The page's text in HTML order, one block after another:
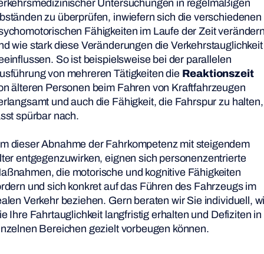
Untersuchungen in regelmäßigen
zu überprüfen, inwiefern sich die verschiedenen
Fähigkeiten im Laufe der Zeit
wie stark diese Veränderungen die Verkehrstauglichkeit
So ist beispielsweise bei der parallelen
von mehreren Tätigkeiten die Reaktionszeit
älteren Personen beim Fahren von Kraftfahrzeugen
und auch die Fähigkeit, die Fahrspur zu halten,
spürbar nach.
dieser Abnahme der Fahrkompetenz mit steigendem
entgegenzuwirken, eignen sich personenzentrierte
die motorische und kognitive Fähigkeiten
und sich konkret auf das Führen des Fahrzeugs im
Verkehr beziehen. Gern beraten wir Sie individuell,
Ihre Fahrtauglichkeit langfristig erhalten und Defiziten in
Bereichen gezielt vorbeugen können.